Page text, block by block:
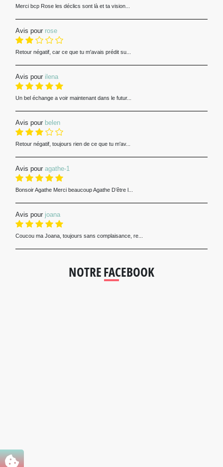
Merci bcp Rose les déclics sont là et ta vision...
Avis pour rose
Retour négatif, car ce que tu m'avais prédit su...
Avis pour ilena
Un bel échange a voir maintenant dans le futur...
Avis pour belen
Retour négatif, toujours rien de ce que tu m'av...
Avis pour agathe-1
Bonsoir Agathe Merci beaucoup Agathe D’être l...
Avis pour joana
Coucou ma Joana, toujours sans complaisance, re...
NOTRE FACEBOOK